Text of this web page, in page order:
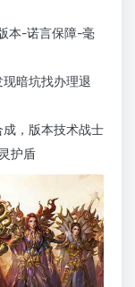
本-诺言保障-毫
暗坑找办理退
，版本技术战士
护盾